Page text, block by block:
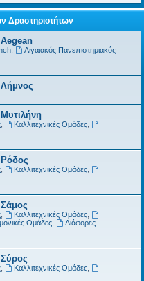
Δραστηριοτήτων
,
Αιγαιακός Πανεπιστημιακός
Λήμνος
, Καλλιτεχνικές Ομάδες,
Ρόδος
, Καλλιτεχνικές Ομάδες,
Σάμος
, Καλλιτεχνικές Ομάδες,
Ομάδες,
Διάφορες
Σύρος
, Καλλιτεχνικές Ομάδες,